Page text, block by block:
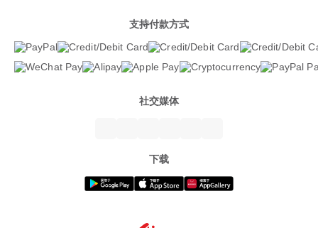
支持付款方式
社交媒体
下载